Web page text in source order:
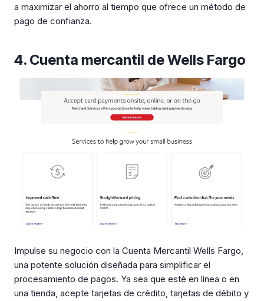
a maximizar el ahorro al tiempo que ofrece un método de
pago de confianza.
4. Cuenta mercantil de Wells Fargo
Impulse su negocio con la Cuenta Mercantil Wells Fargo,
una potente solución diseñada para simplificar el
procesamiento de pagos. Ya sea que esté en línea o en
una tienda, acepte tarjetas de crédito, tarjetas de débito y